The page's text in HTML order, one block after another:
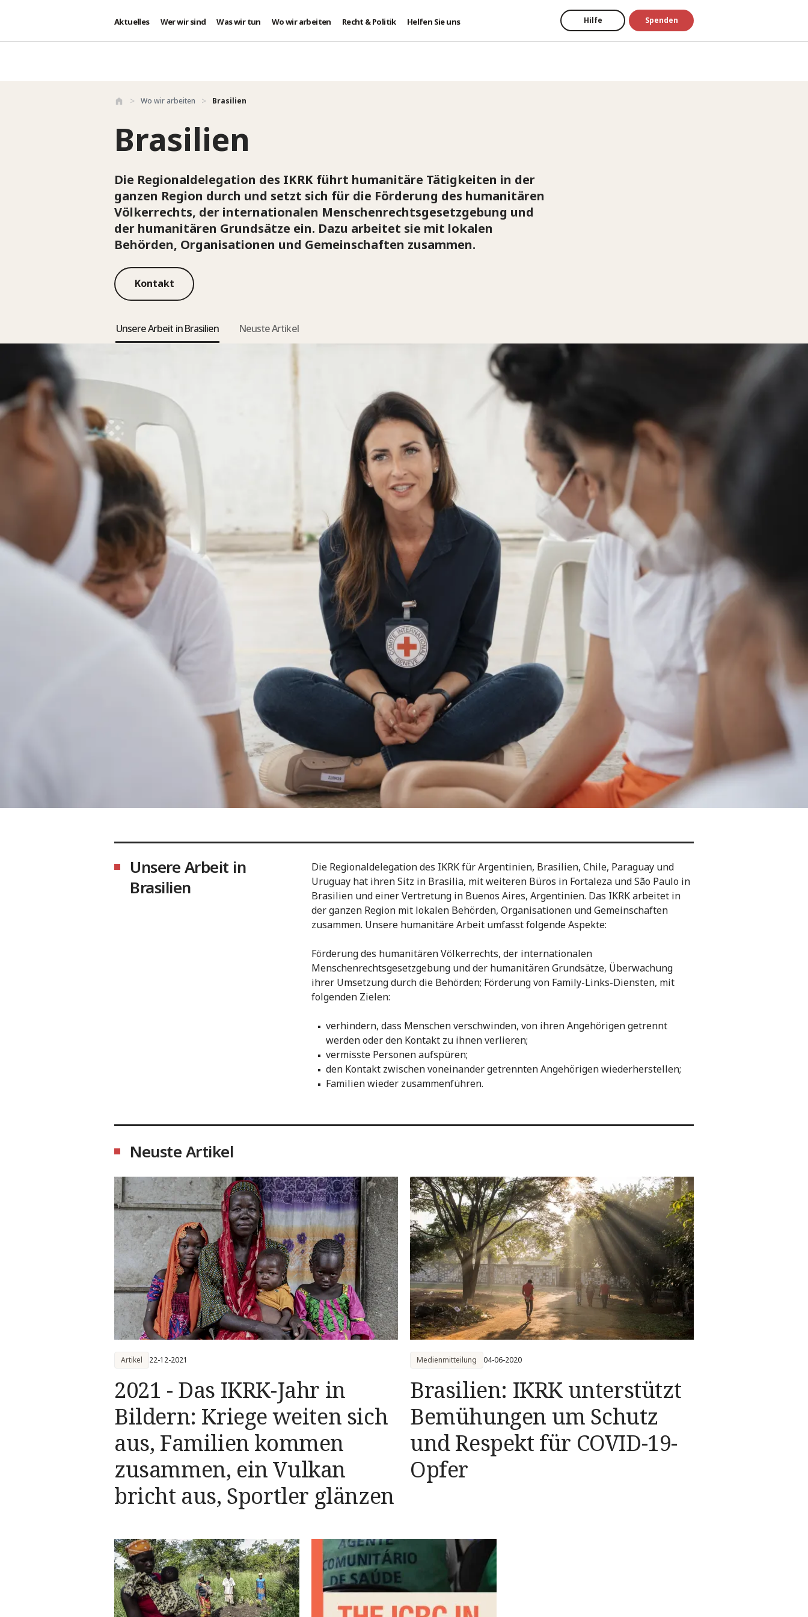
Aktuelles Wer wir sind Was wir tun Wo wir arbeiten Recht & Politik Helfen Sie uns Hilfe Spenden
Wo wir arbeiten Brasilien
Brasilien
Die Regionaldelegation des IKRK führt humanitäre Tätigkeiten in der
ganzen Region durch und setzt sich für die Förderung des humanitären
Völkerrechts, der internationalen Menschenrechtsgesetzgebung und
der humanitären Grundsätze ein. Dazu arbeitet sie mit lokalen
Behörden, Organisationen und Gemeinschaften zusammen.
Kontakt
Unsere Arbeit in Brasilien Neuste Artikel
Unsere Arbeit in
Brasilien
Die Regionaldelegation des IKRK für Argentinien, Brasilien, Chile, Paraguay und
Uruguay hat ihren Sitz in Brasilia, mit weiteren Büros in Fortaleza und São Paulo in
Brasilien und einer Vertretung in Buenos Aires, Argentinien. Das IKRK arbeitet in
der ganzen Region mit lokalen Behörden, Organisationen und Gemeinschaften
zusammen. Unsere humanitäre Arbeit umfasst folgende Aspekte:
Förderung des humanitären Völkerrechts, der internationalen
Menschenrechtsgesetzgebung und der humanitären Grundsätze, Überwachung
ihrer Umsetzung durch die Behörden; Förderung von Family-Links-Diensten, mit
folgenden Zielen:
verhindern, dass Menschen verschwinden, von ihren Angehörigen getrennt
werden oder den Kontakt zu ihnen verlieren;
vermisste Personen aufspüren;
den Kontakt zwischen voneinander getrennten Angehörigen wiederherstellen;
Familien wieder zusammenführen.
Neuste Artikel
2021 - Das IKRK-Jahr in
Bildern: Kriege weiten sich
aus, Familien kommen
zusammen, ein Vulkan
bricht aus, Sportler glänzen
Artikel 22-12-2021
Brasilien: IKRK unterstützt
Bemühungen um Schutz
und Respekt für COVID-19-
Opfer
Medienmitteilung 04-06-2020